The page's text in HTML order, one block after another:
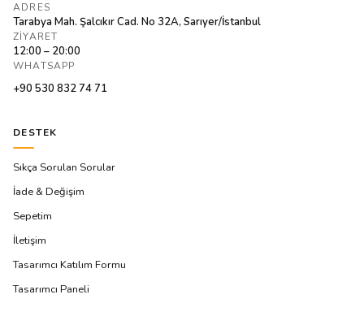
ADRES
Tarabya Mah. Şalcıkır Cad. No 32A, Sarıyer/İstanbul
ZIYARET
12:00 – 20:00
WHATSAPP
+90 530 832 74 71
DESTEK
Sıkça Sorulan Sorular
İade & Değişim
Sepetim
İletişim
Tasarımcı Katılım Formu
Tasarımcı Paneli